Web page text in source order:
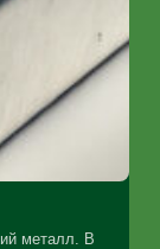
металл. В